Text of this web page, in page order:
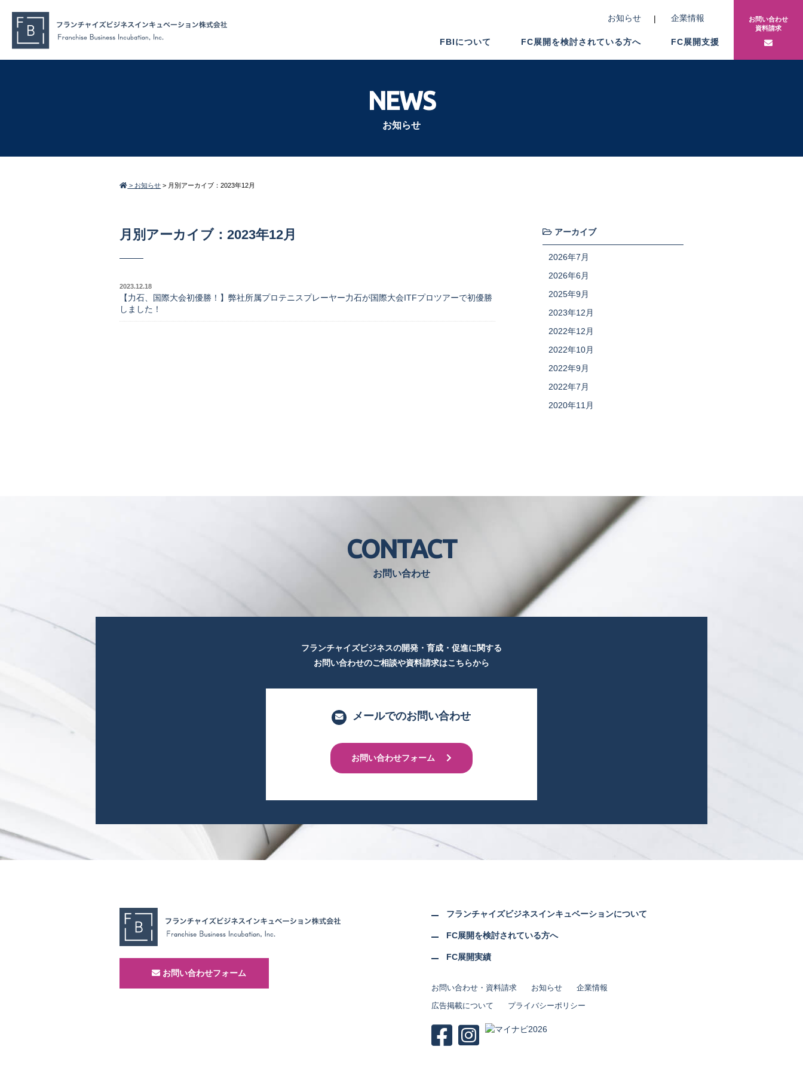
FBIについて FC展開を検討されている方へ FC展開支援
お知らせ 企業情報
お問い合わせ
資料請求
NEWS
お知らせ
> お知らせ > 月別アーカイブ：2023年12月
月別アーカイブ：2023年12月
2023.12.18
【力石、国際大会初優勝！】弊社所属プロテニスプレーヤー力石が国際大会ITFプロツアーで初優勝
しました！
アーカイブ
2026年7月
2026年6月
2025年9月
2023年12月
2022年12月
2022年10月
2022年9月
2022年7月
2020年11月
CONTACT
お問い合わせ
フランチャイズビジネスの開発・育成・促進に関する
お問い合わせのご相談や資料請求はこちらから
メールでのお問い合わせ
お問い合わせフォーム
お問い合わせフォーム
フランチャイズビジネスインキュベーションについて
FC展開を検討されている方へ
FC展開実績
お問い合わせ・資料請求 お知らせ
企業情報
広告掲載について
プライバシーポリシー